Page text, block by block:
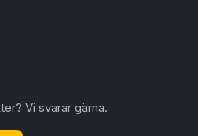
Vi svarar gärna.